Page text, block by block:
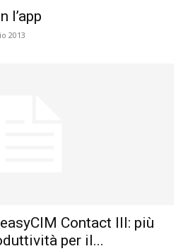
l’app
2013
Contact III: più
per il...